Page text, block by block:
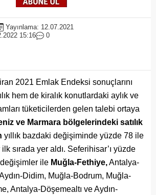
Yayınlama: 12.07.2021
15:16
0
2021 Emlak Endeksi sonuçlarını
hem de kiralık konutlardaki aylık ve
tüketicilerden gelen talebi ortaya
ve Marmara bölgelerindeki satılık
yıllık bazdaki değişiminde yüzde 78 ile
ilk sırada yer aldı. Seferihisar’ı yüzde
ile Muğla-Fethiye,Antalya-
Didim, Muğla-Bodrum, Muğla-
Antalya-Döşemealtı ve Aydın-